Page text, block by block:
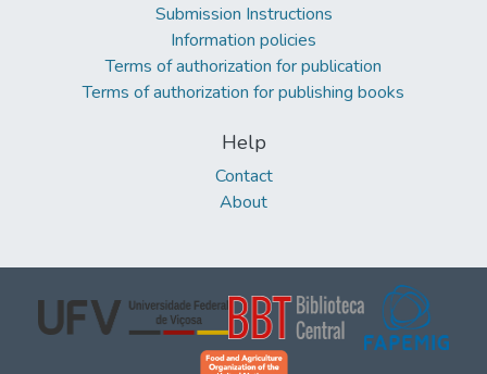
Submission Instructions
Information policies
Terms of authorization for publication
Terms of authorization for publishing books
Help
Contact
About